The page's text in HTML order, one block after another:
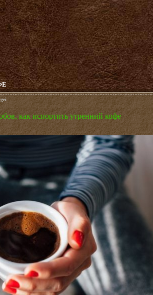
как испортить утренний кофе